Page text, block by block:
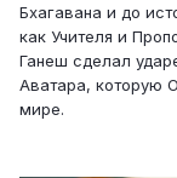
Бхагавана и до
как Учителя и
Ганеш сделал
Аватара, которую
мире.